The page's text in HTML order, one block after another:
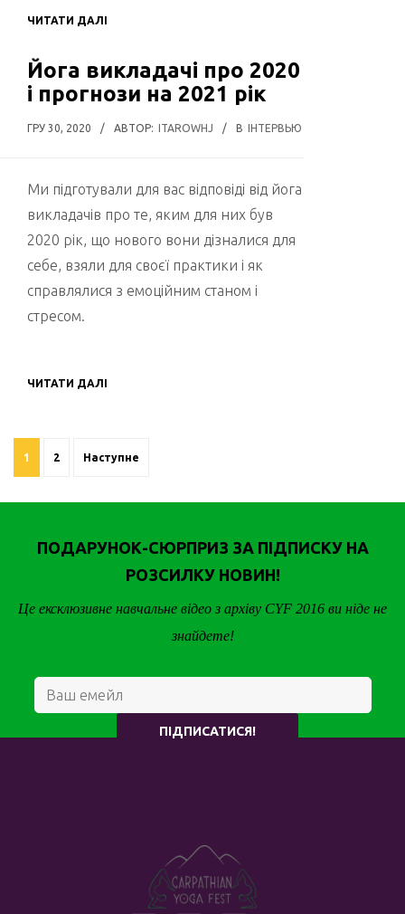
ЧИТАТИ ДАЛІ
Йога викладачі про 2020
і прогнози на 2021 рік
ГРУ 30, 2020 / АВТОР: ITAROWHJ / В ІНТЕРВЬЮ
Ми підготували для вас відповіді від йога
викладачів про те, яким для них був
2020 рік, що нового вони дізналися для
себе, взяли для своєї практики і як
справлялися з емоційним станом і
стресом.
ЧИТАТИ ДАЛІ
НАВІГАЦІЯ
ЗАПИСІВ
1 2 Наступне
ПОДАРУНОК-СЮРПРИЗ ЗА ПІДПИСКУ НА
РОЗСИЛКУ НОВИН!
Це ексклюзивне навчальне відео з архіву CYF 2016 ви ніде не
знайдете!
ПІДПИСАТИСЯ!